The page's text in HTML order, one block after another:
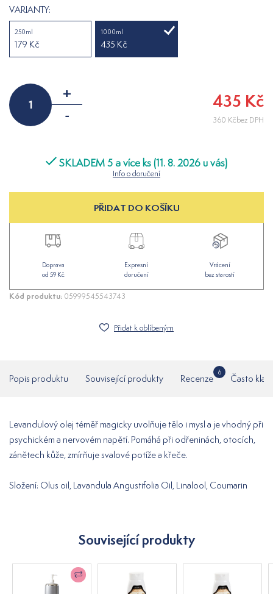
VARIANTY:
250ml
179 Kč
1000ml
435 Kč
+
-
435 Kč
360 Kčbez DPH
SKLADEM 5 a více ks (11. 8. 2026 u vás)
Info o doručení
PŘIDAT DO KOŠÍKU
Doprava
od 59 Kč
Expresní
doručení
Vrácení
bez starostí
Kód produktu: 05999545543743
Přidat k oblíbeným
Popis produktu Související produkty Recenze
6
Často
Levandulový olej téměř magicky uvolňuje tělo i mysl a je vhodný při
psychickém a nervovém napětí. Pomáhá při odřeninách, otocích,
zánětech kůže, zmírňuje svalové potíže a křeče.
Složení: Olus oil, Lavandula Angustifolia Oil, Linalool, Coumarin
Související produkty